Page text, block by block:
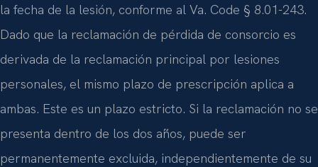
la fecha de la lesión, conforme al Va. Code § 8.01-243.
Dado que la reclamación de pérdida de consorcio es
derivada de la reclamación principal por lesiones
personales, el mismo plazo de prescripción aplica a
ambas. Este es un plazo estricto. Si la reclamación no se
presenta dentro de los dos años, puede ser
permanentemente excluida, independientemente de su